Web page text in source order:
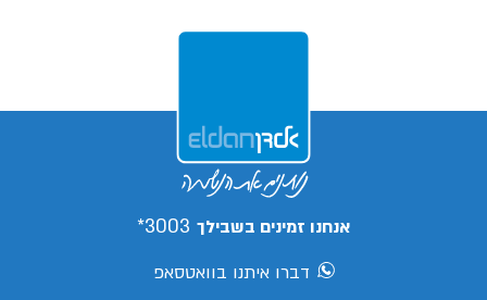
אנחנו זמינים בשבילך 3003*
דברו איתנו בוואטסאפ